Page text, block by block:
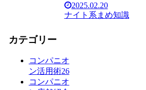
2025.02.20
ナイト系まめ知識
カテゴリー
コンパニオ
ン活用術26
コンパニオ